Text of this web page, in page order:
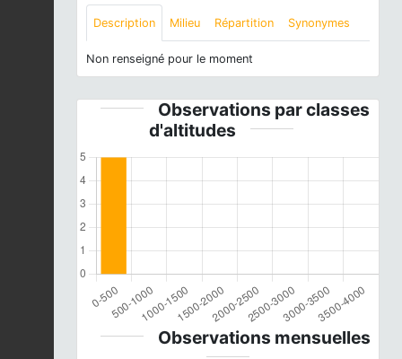
Description Milieu Répartition Synonymes
Non renseigné pour le moment
Observations par classes
d'altitudes
Observations mensuelles